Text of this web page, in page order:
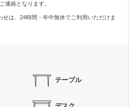
連絡となります。
は、 24時間・年中無休でご利用いただけま
テーブル